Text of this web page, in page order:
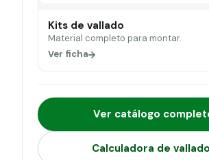
Kits de vallado
Material completo para montar.
Ver ficha
Ver catálogo
Calculadora de